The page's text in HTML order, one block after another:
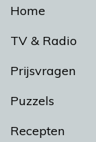
Home
TV & Radio
Prijsvragen
Puzzels
Recepten